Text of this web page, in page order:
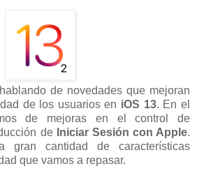
de novedades que mejoran
de los usuarios en iOS 13. En el
de mejoras en el control de
de Iniciar Sesión con Apple.
gran cantidad de características
que vamos a repasar.